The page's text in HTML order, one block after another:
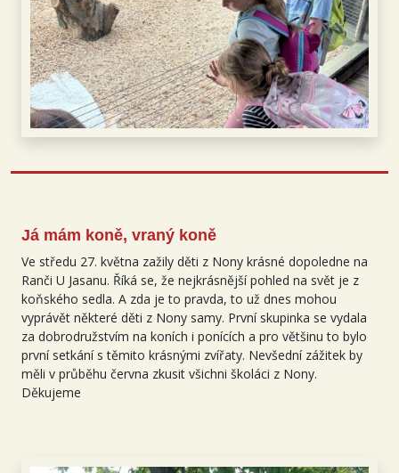
Já mám koně, vraný koně
Ve středu 27. května zažily děti z Nony krásné dopoledne na
Ranči U Jasanu. Říká se, že nejkrásnější pohled na svět je z
koňského sedla. A zda je to pravda, to už dnes mohou
vyprávět některé děti z Nony samy. První skupinka se vydala
za dobrodružstvím na koních i ponících a pro většinu to bylo
první setkání s těmito krásnými zvířaty. Nevšední zážitek by
měli v průběhu června zkusit všichni školáci z Nony.
Děkujeme